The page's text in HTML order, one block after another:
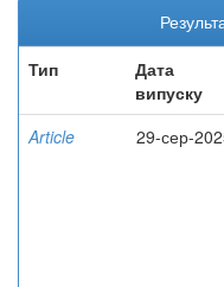
Тип
Дата
випуску
Article 29-сер-